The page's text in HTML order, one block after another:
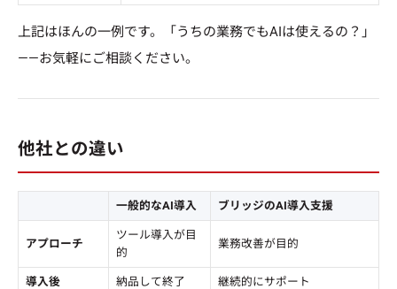
上記はほんの一例です。「うちの業務でもAIは使えるの？」
——お気軽にご相談ください。
他社との違い
一般的なAI導入 ブリッジのAI導入支援
アプローチ
ツール導入が目
的
業務改善が目的
導入後 納品して終了 継続的にサポート